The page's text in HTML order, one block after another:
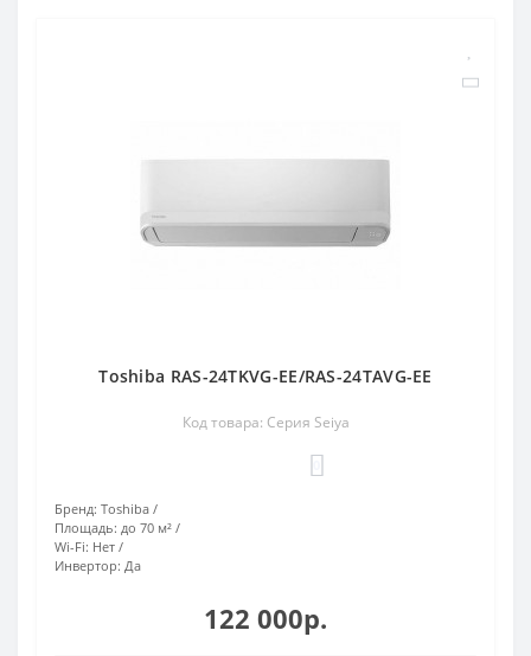
Toshiba RAS-24TKVG-EE/RAS-24TAVG-EE
Код товара: Серия Seiya
Бренд: Toshiba
Площадь: до 70 м²
Wi-Fi: Нет
Инвертор: Да
122 000р.